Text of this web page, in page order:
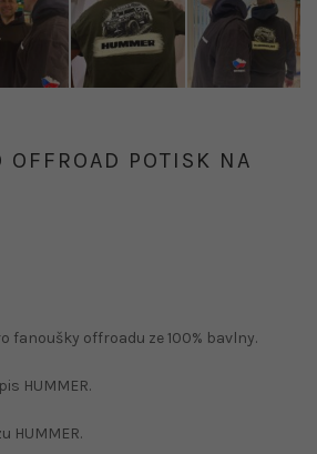
OFFROAD POTISK NA
fanoušky offroadu ze 100% bavlny.
HUMMER.
HUMMER.